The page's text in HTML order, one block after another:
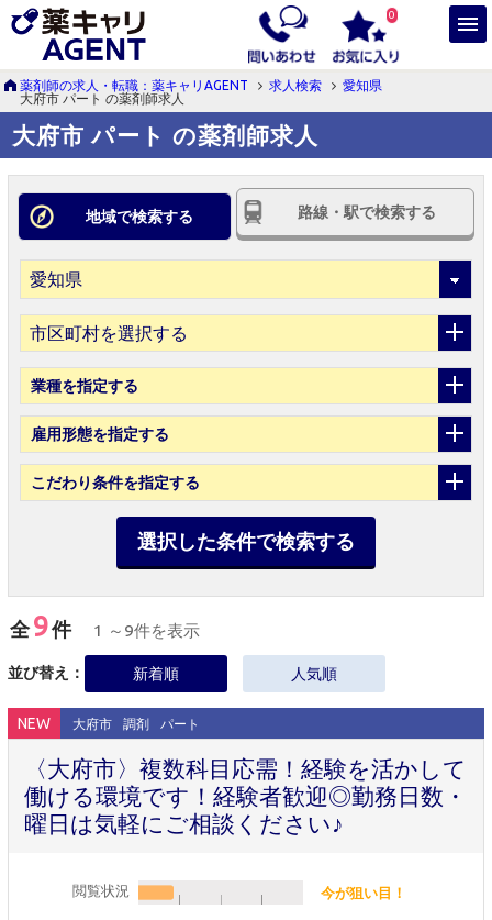
0
薬剤師の求人・転職：薬キャリAGENT 求人検索
愛知県
大府市 パート の薬剤師求人
大府市 パート の薬剤師求人
地域で検索する 路線・駅で検索する
市区町村を選択する
業種を指定する
雇用形態を指定する
こだわり条件を指定する
選択した条件で検索する
全9件 1 ～9件を表示
並び替え： 新着順 人気順
NEW 大府市 調剤 パート
〈大府市〉複数科目応需！経験を活かして
働ける環境です！経験者歓迎◎勤務日数・
曜日は気軽にご相談ください♪
閲覧状況 今が狙い目！